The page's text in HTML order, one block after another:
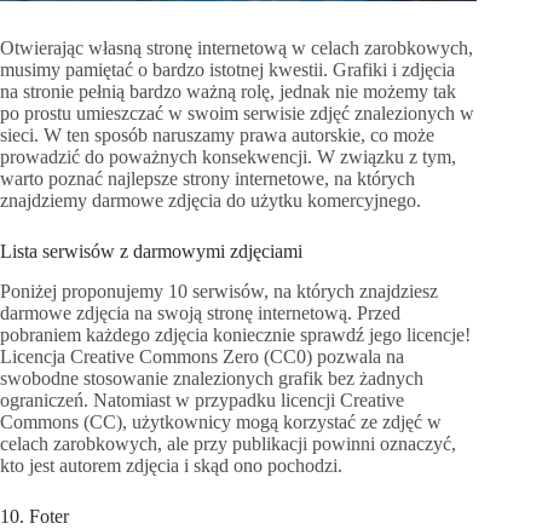
Otwierając własną stronę internetową w celach zarobkowych,
musimy pamiętać o bardzo istotnej kwestii. Grafiki i zdjęcia
na stronie pełnią bardzo ważną rolę, jednak nie możemy tak
po prostu umieszczać w swoim serwisie zdjęć znalezionych w
sieci. W ten sposób naruszamy prawa autorskie, co może
prowadzić do poważnych konsekwencji. W związku z tym,
warto poznać najlepsze strony internetowe, na których
znajdziemy darmowe zdjęcia do użytku komercyjnego.
Lista serwisów z darmowymi zdjęciami
Poniżej proponujemy 10 serwisów, na których znajdziesz
darmowe zdjęcia na swoją stronę internetową. Przed
pobraniem każdego zdjęcia koniecznie sprawdź jego licencje!
Licencja Creative Commons Zero (CC0) pozwala na
swobodne stosowanie znalezionych grafik bez żadnych
ograniczeń. Natomiast w przypadku licencji Creative
Commons (CC), użytkownicy mogą korzystać ze zdjęć w
celach zarobkowych, ale przy publikacji powinni oznaczyć,
kto jest autorem zdjęcia i skąd ono pochodzi.
10. Foter